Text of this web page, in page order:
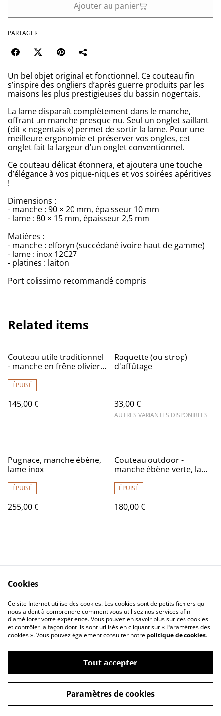
Ajouter au panier
PARTAGER
Un bel objet original et fonctionnel. Ce couteau fin
s’inspire des ongliers d’après guerre produits par les
maisons les plus prestigieuses du bassin nogentais.
La lame disparaît complètement dans le manche,
offrant un manche presque nu. Seul un onglet saillant
(dit « nogentais ») permet de sortir la lame. Pour une
meilleure ergonomie et préserver vos ongles, cet
onglet fait la largeur d’un onglet conventionnel.
Ce couteau délicat étonnera, et ajoutera une touche
d’élégance à vos pique-niques et vos soirées apéritives
!
Dimensions :
- manche : 90 × 20 mm, épaisseur 10 mm
- lame : 80 × 15 mm, épaisseur 2,5 mm
Matières :
- manche : elforyn (succédané ivoire haut de gamme)
- lame : inox 12C27
- platines : laiton
Port colissimo recommandé compris.
Related items
Couteau utile traditionnel
- manche en frêne olivier,
ÉPUISÉ
145,00 €
Raquette (ou strop)
d'affûtage
33,00 €
AUTRES VARIANTES DISPONIBLES
Pugnace, manche ébène,
lame inox
ÉPUISÉ
255,00 €
Couteau outdoor -
manche ébène verte, lame
ÉPUISÉ
180,00 €
Contact Us
Legal Terms
Privacy Policy
Cookie Policy
©2026La coutellerie du taureau
powered by
Cookies
Ce site Internet utilise des cookies. Les cookies sont de petits fichiers qui
nous aident à comprendre comment vous utilisez nos services afin
d'améliorer votre expérience. Vous pouvez en savoir plus sur ces cookies
et contrôler la façon dont ils sont utilisés en cliquant sur « Paramètres des
cookies ». Vous pouvez également consulter notre politique de cookies.
Tout accepter
Paramètres de cookies